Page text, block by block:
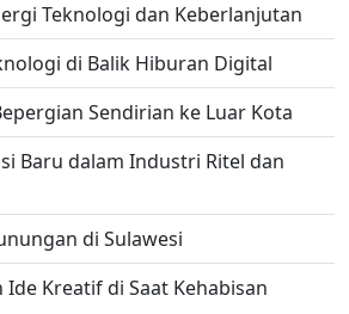
Teknologi dan Keberlanjutan
di Balik Hiburan Digital
Sendirian ke Luar Kota
Baru dalam Industri Ritel dan
di Sulawesi
Kreatif di Saat Kehabisan